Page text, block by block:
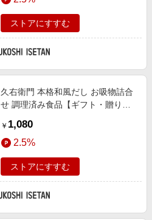
ストアにすすむ
久右衛門 本格和風だし お吸物詰合
せ 調理済み食品【ギフト・贈り
￥ 1,080
2.5%
ストアにすすむ